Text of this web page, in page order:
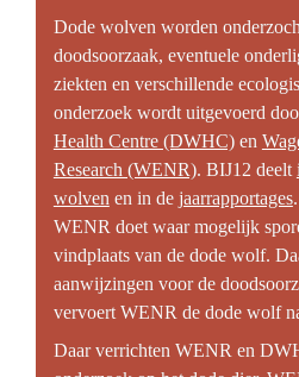
Dode wolven worden
doodsoorzaak, eventuele
ziekten en verschillende
onderzoek wordt uitgevoerd
Health Centre (DWHC) en
Research (WENR). BIJ12 deelt
wolven en in de jaarrapportages.
WENR doet waar mogelijk
vindplaats van de dode wolf.
aanwijzingen voor de
vervoert WENR de dode wolf
Daar verrichten WENR en